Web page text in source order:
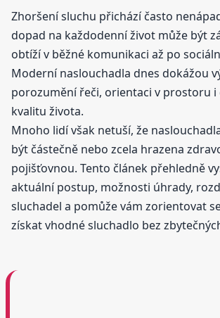
Zhoršení sluchu přichází často
dopad na každodenní život může být
obtíží v běžné komunikaci až po
Moderní naslouchadla dnes dokážou
porozumění řeči, orientaci v prostoru i
kvalitu života.
Mnoho lidí však netuší, že
být částečně nebo zcela hrazena
pojišťovnou. Tento článek přehledně
aktuální postup, možnosti úhrady,
sluchadel a pomůže vám zorientovat
získat vhodné sluchadlo bez